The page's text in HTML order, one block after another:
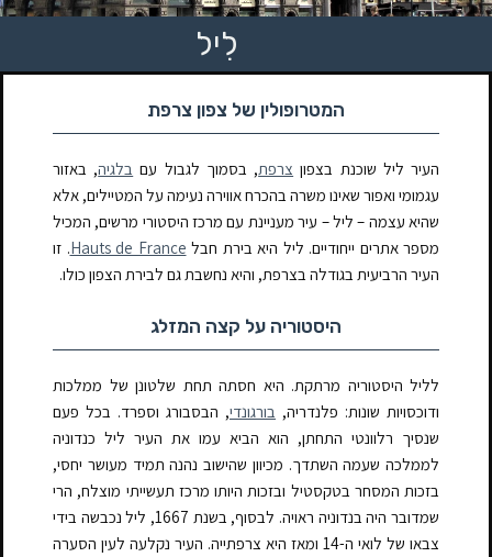
לִיל
המטרופולין של צפון צרפת
העיר ליל שוכנת בצפון צרפת, בסמוך לגבול עם בלגיה, באזור
עגמומי ואפור שאינו משרה בהכרח אווירה נעימה על המטיילים, אלא
שהיא עצמה – ליל – עיר מעניינת עם מרכז היסטורי מרשים, המכיל
מספר אתרים ייחודיים. ליל היא בירת חבל Hauts de France. זו
העיר הרביעית בגודלה בצרפת, והיא נחשבת גם לבירת הצפון כולו.
היסטוריה על קצה המזלג
לליל היסטוריה מרתקת. היא חסתה תחת שלטונן של ממלכות
ודוכסויות שונות: פלנדריה, בורגונדי, הבסבורג וספרד. בכל פעם
שנסיך רלוונטי התחתן, הוא הביא עמו את העיר ליל כנדוניה
לממלכה שעמה השתדך. מכיוון שהישוב נהנה תמיד מעושר יחסי,
בזכות המסחר בטקסטיל ובזכות היותו מרכז תעשייתי מוצלח, הרי
שמדובר היה בנדוניה ראויה. לבסוף, בשנת 1667, ליל נכבשה בידי
צבאו של לואי ה-14 ומאז היא צרפתייה. העיר נקלעה לעין הסערה